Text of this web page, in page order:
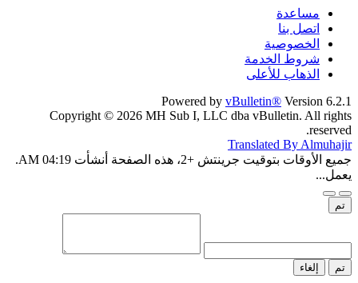
مساعدة
اتصل بنا
الخصوصية
شروط الخدمة
الذهاب للأعلى
Powered by vBulletin® Version 6.2.1
Copyright © 2026 MH Sub I, LLC dba vBulletin. All rights
reserved.
Translated By Almuhajir
جميع الأوقات بتوقيت جرينتش +2، هذه الصفحة أنشأت 04:19 AM.
يعمل...
تم
تم إلغاء